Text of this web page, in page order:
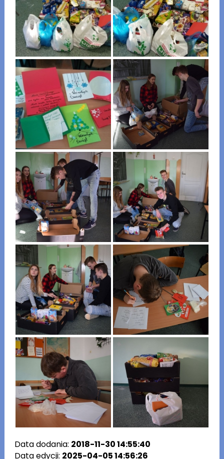
Data dodania: 2018-11-30 14:55:40
Data edycji: 2025-04-05 14:56:26